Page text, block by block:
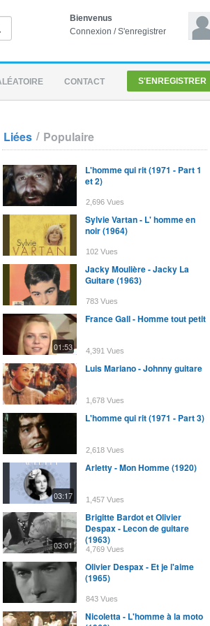
Bienvenus
Connexion /S'enregistrer
CONTACT S'ENREGISTRER
Liées / Populaire
L'homme qui rit (1971 - Part 1
et 2)
2,696 Vues
Sylvie Vartan - L' homme en
noir (1964)
102 Vues
Jacky Moulière - Jacky La
Guitare (1963)
783 Vues
01:53
France Gall - Homme tout petit
4,391 Vues
Luis Mariano - Johnny guitare
1,678 Vues
L'homme qui rit (1971 - Part 3)
2,618 Vues
03:17
Arletty - Mon Homme (1920)
1,457 Vues
03:01
Brigitte Bardot et Olivier
Despax - Lecon de guitare
(1963)
4,769 Vues
Olivier Despax - Et je l'aime
(1965)
843 Vues
Nicoletta - L'homme à la moto